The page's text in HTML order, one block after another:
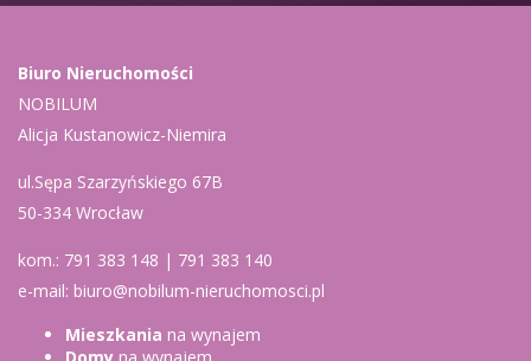
Biuro Nieruchomości
NOBILUM
Alicja Kustanowicz-Niemira
ul.Sępa Szarzyńskiego 67B
50-334 Wrocław
kom.: 791 383 148 | 791 383 140
e-mail: biuro@nobilum-nieruchomosci.pl
Mieszkania na wynajem
Domy na wynajem